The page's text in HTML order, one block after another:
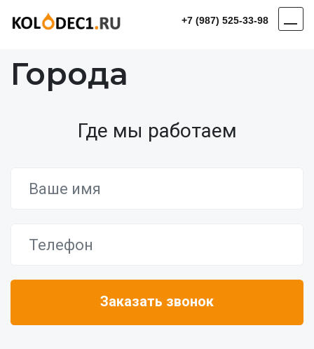
+7 (987) 525-33-98
Города
Где мы работаем